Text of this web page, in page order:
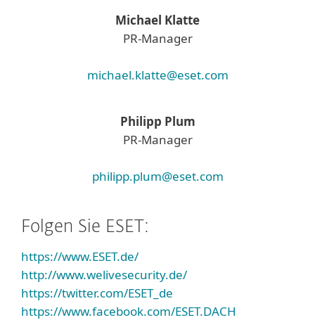
Michael Klatte
PR-Manager
michael.klatte@eset.com
Philipp Plum
PR-Manager
philipp.plum@eset.com
Folgen Sie ESET:
https://www.ESET.de/
http://www.welivesecurity.de/
https://twitter.com/ESET_de
https://www.facebook.com/ESET.DACH